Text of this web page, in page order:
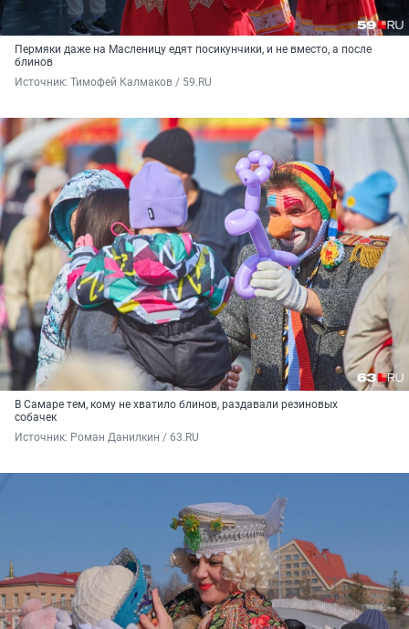
Пермяки даже на Масленицу едят посикунчики, и не вместо, а после
блинов
Источник: Тимофей Калмаков / 59.RU
В Самаре тем, кому не хватило блинов, раздавали резиновых
собачек
Источник: Роман Данилкин / 63.RU